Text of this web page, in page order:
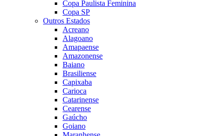
Copa Paulista Feminina
Copa SP
Outros Estados
Acreano
Alagoano
Amapaense
Amazonense
Baiano
Brasiliense
Capixaba
Carioca
Catarinense
Cearense
Gaúcho
Goiano